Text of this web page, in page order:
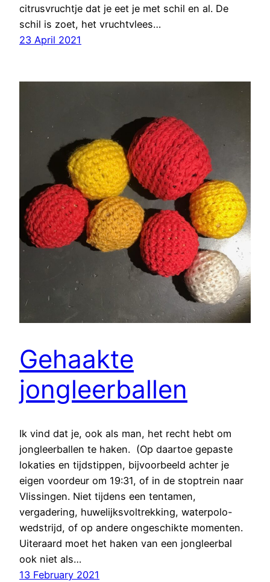
citrusvruchtje dat je eet je met schil en al. De
schil is zoet, het vruchtvlees…
23 April 2021
Gehaakte
jongleerballen
Ik vind dat je, ook als man, het recht hebt om
jongleerballen te haken. (Op daartoe gepaste
lokaties en tijdstippen, bijvoorbeeld achter je
eigen voordeur om 19:31, of in de stoptrein naar
Vlissingen. Niet tijdens een tentamen,
vergadering, huwelijksvoltrekking, waterpolo-
wedstrijd, of op andere ongeschikte momenten.
Uiteraard moet het haken van een jongleerbal
ook niet als…
13 February 2021